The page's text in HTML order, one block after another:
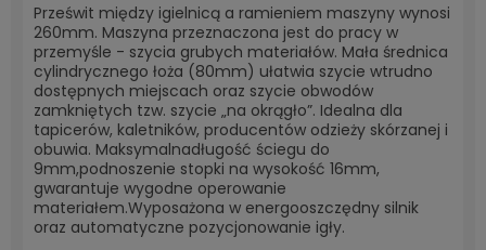
Prześwit między igielnicą a ramieniem maszyny wynosi
260mm. Maszyna przeznaczona jest do pracy w
przemyśle - szycia grubych materiałów. Mała średnica
cylindrycznego łoża (80mm) ułatwia szycie wtrudno
dostępnych miejscach oraz szycie obwodów
zamkniętych tzw. szycie „na okrągło”. Idealna dla
tapicerów, kaletników, producentów odzieży skórzanej i
obuwia. Maksymalnadługość ściegu do
9mm,podnoszenie stopki na wysokość 16mm,
gwarantuje wygodne operowanie
materiałem.Wyposażona w energooszczędny silnik
oraz automatyczne pozycjonowanie igły.